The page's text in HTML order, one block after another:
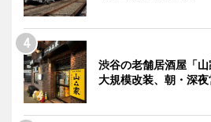
渋谷の老舗居酒屋「
大規模改装、朝・深夜